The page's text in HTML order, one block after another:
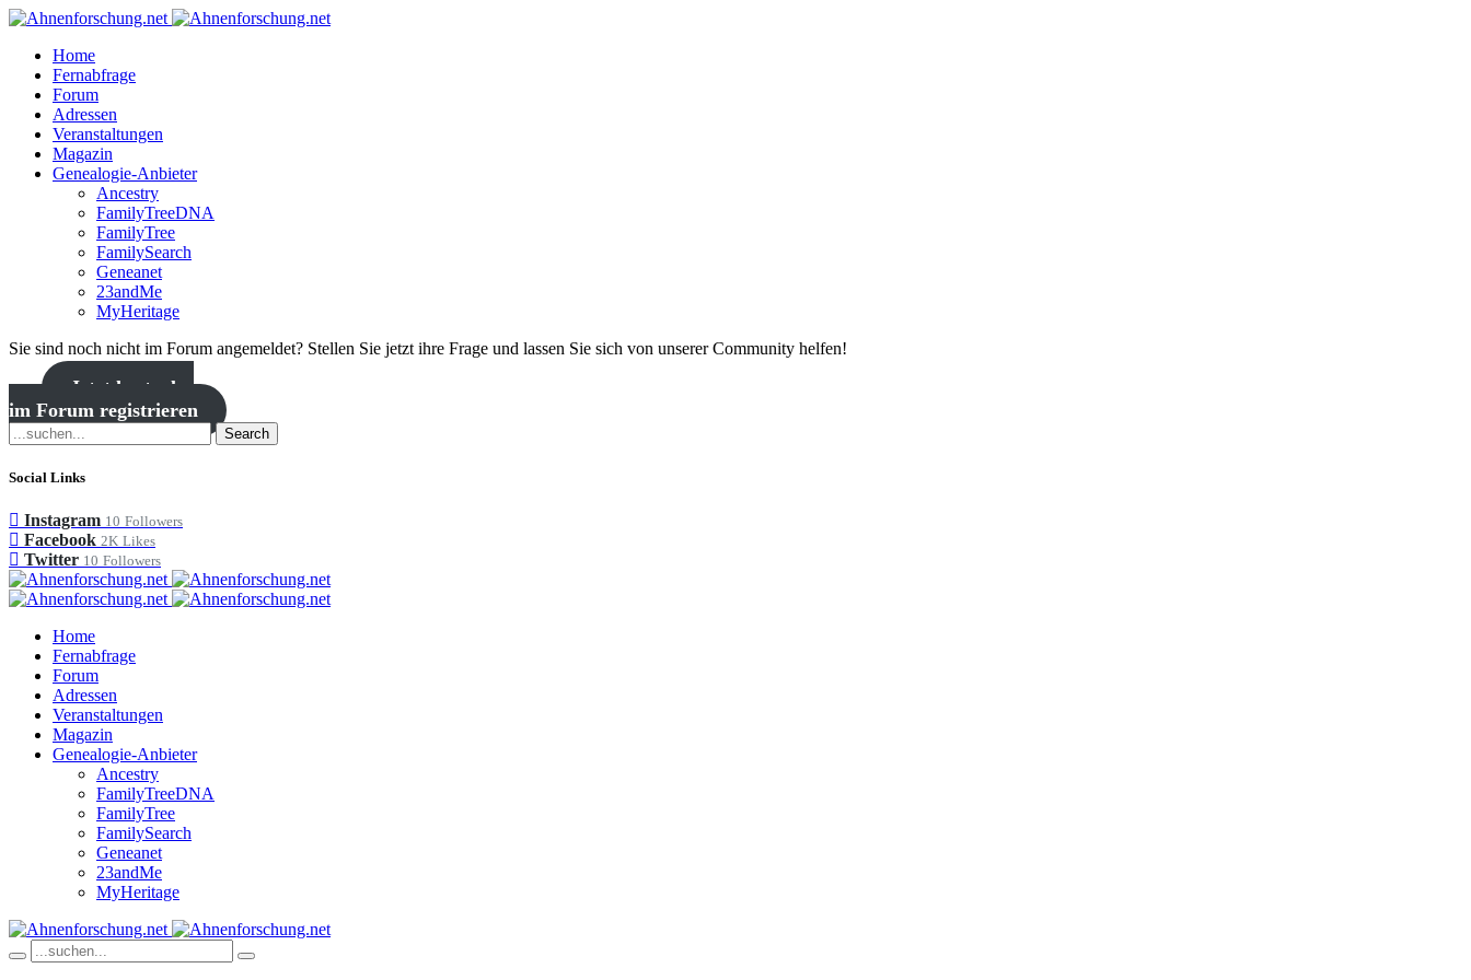
Home
Fernabfrage
Forum
Adressen
Veranstaltungen
Magazin
Genealogie-Anbieter
Ancestry
FamilyTreeDNA
FamilyTree
FamilySearch
Geneanet
23andMe
MyHeritage
Sie sind noch nicht im Forum angemeldet? Stellen Sie jetzt ihre Frage und lassen Sie sich von unserer Community helfen!
Jetzt kostenlos
im Forum registrieren
Search
Social Links
Instagram 10 Followers
Facebook 2K Likes
Twitter 10 Followers
Home
Fernabfrage
Forum
Adressen
Veranstaltungen
Magazin
Genealogie-Anbieter
Ancestry
FamilyTreeDNA
FamilyTree
FamilySearch
Geneanet
23andMe
MyHeritage